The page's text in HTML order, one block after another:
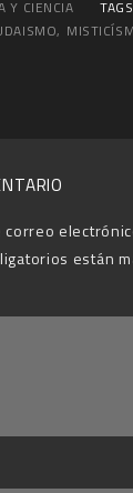
Y CIENCIA
,
correo
están